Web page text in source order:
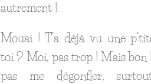
autrement !
Mouai ! T’a déjà vu une
toi ? Moi, pas trop ! Mais bon
pas me dégonfler,